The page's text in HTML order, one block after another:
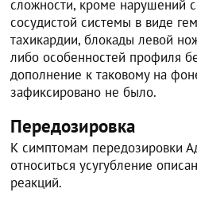
сложности, кроме нарушений
сосудистой системы в виде
тахикардии, блокады левой
либо особенностей профиля
дополнение к таковому на
зафиксировано не было.
Передозировка
К симптомам передозировки
относиться усугубление
реакций.